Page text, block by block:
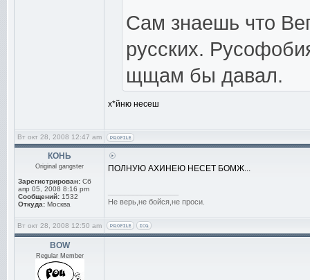
Сам знаешь что
русских.
щщам бы давал.
х*йню несеш
Вт окт 28, 2008 12:47 am
КОНЬ
Original gangster
Зарегистрирован: Сб
апр 05, 2008 8:16 pm
Сообщений: 1532
Откуда: Москва
ПОЛНУЮ АХИНЕЮ НЕСЕТ БОМЖ...
Не верь,не бойся,не проси.
Вт окт 28, 2008 12:50 am
BOW
Regular Member